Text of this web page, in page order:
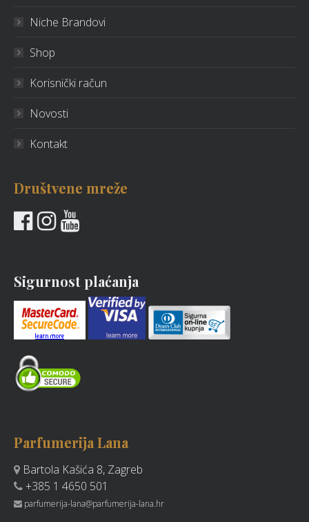
Niche Brandovi
Shop
Korisnički račun
Novosti
Kontakt
Društvene mreže
Sigurnost plaćanja
Parfumerija Lana
Bartola Kašića 8, Zagreb
+385 1 4650 501
parfumerija-lana@parfumerija-lana.hr